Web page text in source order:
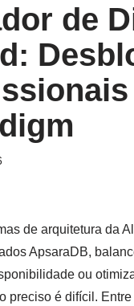
de
de arquitetura da
ApsaraDB,
ou
preciso é difícil.